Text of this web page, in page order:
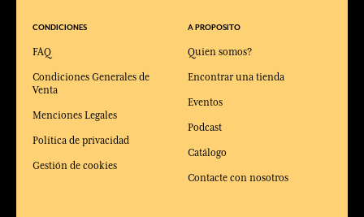
CONDICIONES
FAQ
Condiciones Generales de
Venta
Menciones Legales
Política de privacidad
Gestión de cookies
A PROPOSITO
Quien somos?
Encontrar una tienda
Eventos
Podcast
Catálogo
Contacte con nosotros